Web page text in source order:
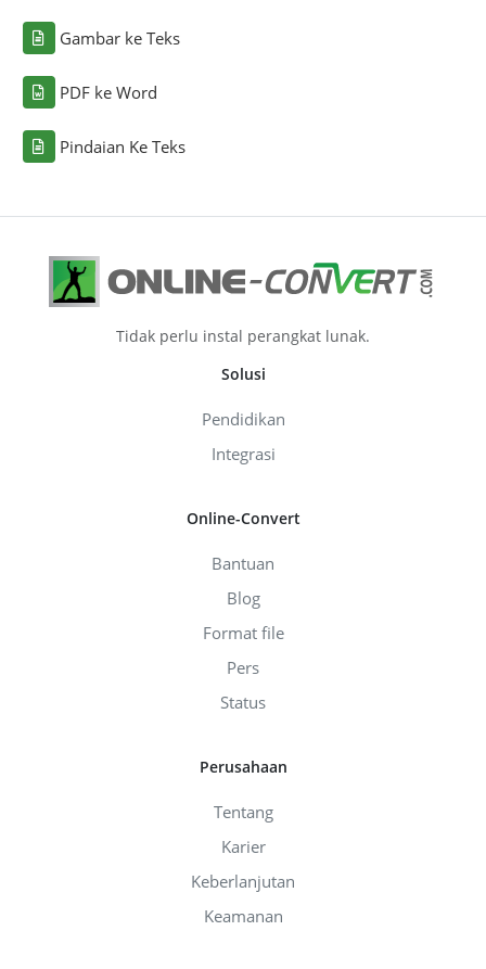
Gambar ke Teks
PDF ke Word
Pindaian Ke Teks
Tidak perlu instal perangkat lunak.
Solusi
Pendidikan
Integrasi
Online-Convert
Bantuan
Blog
Format file
Pers
Status
Perusahaan
Tentang
Karier
Keberlanjutan
Keamanan